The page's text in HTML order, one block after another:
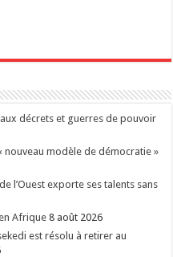
décrets et guerres de pouvoir
nouveau modèle de démocratie »
l’Ouest exporte ses talents sans
Afrique 8 août 2026
est résolu à retirer au